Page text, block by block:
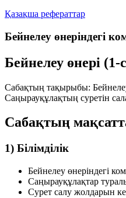
Қазақша рефераттар
Бейнелеу өнеріндегі
Бейнелеу өнері
Сабақтың тақырыбы:
Саңырауқұлақтың суретін
Сабақтың
1) Білімділік
Бейнелеу өнеріндегі
Саңырауқұлақтар
Сурет салу жолдарын